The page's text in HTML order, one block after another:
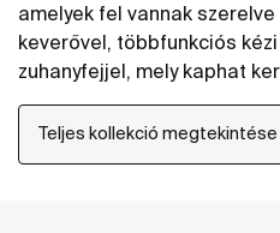
amelyek fel vannak
keverővel, többfunkciós
zuhanyfejjel, mely kaphat
Teljes kollekció megtekintése